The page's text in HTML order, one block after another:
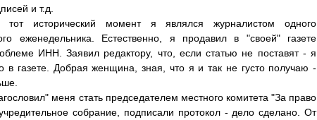
и т.д.
исторический момент я являлся журналистом одного
еженедельника. Естественно, я продавил в "своей" газете
ИНН. Заявил редактору, что, если статью не поставят - я
в газете. Добрая женщина, зная, что я и так не густо получаю -
меня стать председателем местного комитета "За право
собрание, подписали протокол - дело сделано. От